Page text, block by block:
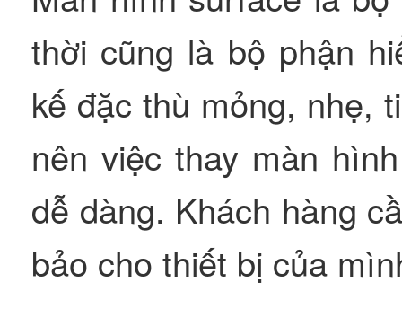
thời cũng là bộ phận
kế đặc thù mỏng, nhẹ,
nên việc thay màn
dễ dàng. Khách hàng
bảo cho thiết bị của